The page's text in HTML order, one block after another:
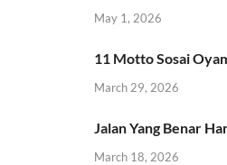
May 1, 2026
11 Motto Sosai
March 29, 2026
Jalan Yang Benar
March 18, 2026